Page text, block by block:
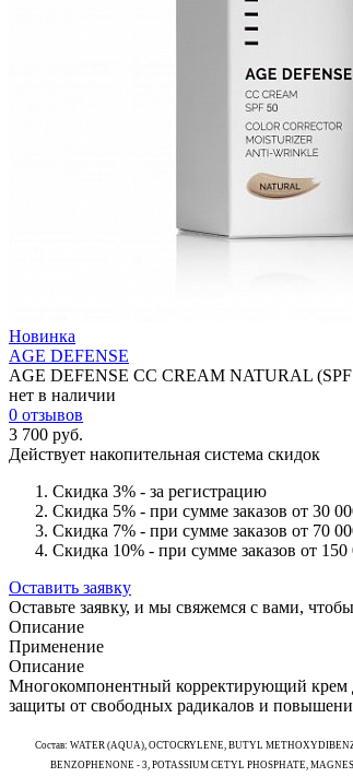
Новинка
AGE DEFENSE
AGE DEFENSE CC CREAM NATURAL
нет в наличии
0 отзывов
3 700 руб.
Действует накопительная система скидок
Скидка 3% - за регистрацию
Скидка 5% - при сумме заказов от 30
Скидка 7% - при сумме заказов от 70
Скидка 10% - при сумме заказов от 150
Оставить заявку
Оставьте заявку, и мы свяжемся с вами,
Описание
Применение
Описание
Многокомпонентный корректирующий крем
защиты от свободных радикалов и
Состав: WATER (AQUA), OCTOCRYLENE, BUTYL
BENZOPHENONE - 3, POTASSIUM CETYL PHOSPHATE,